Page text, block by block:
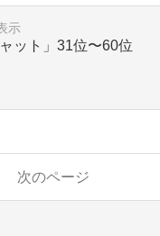
示
ット」 31位〜60位
次のページ